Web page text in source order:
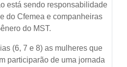
está sendo responsabilidade
do Cfemea e companheiras
do MST.
(6, 7 e 8) as mulheres que
participarão de uma jornada